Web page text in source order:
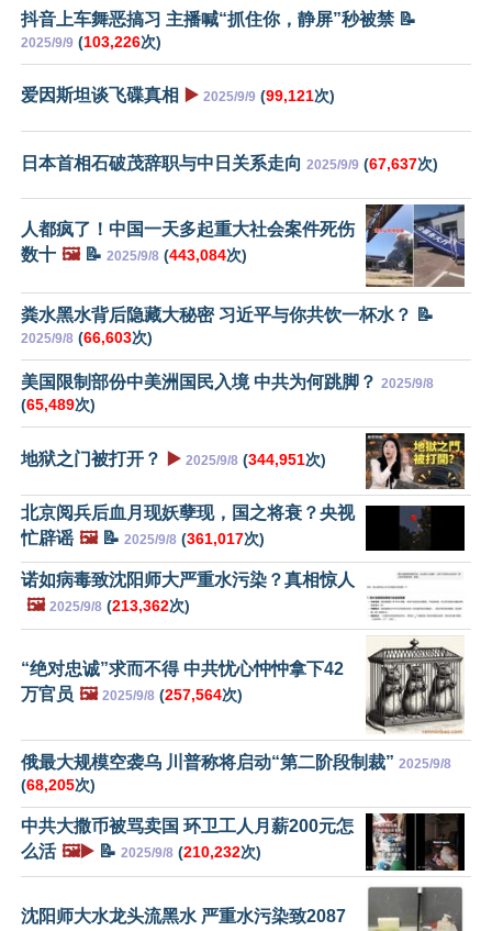
抖音上车舞恶搞习 主播喊“抓住你，静屏”秒被禁 📝
2025/9/9 (103,226次)
爱因斯坦谈飞碟真相 ▶️ 2025/9/9 (99,121次)
日本首相石破茂辞职与中日关系走向 2025/9/9 (67,637次)
人都疯了！中国一天多起重大社会案件死伤
数十 🖼️📝 2025/9/8 (443,084次)
粪水黑水背后隐藏大秘密 习近平与你共饮一杯水？ 📝
2025/9/8 (66,603次)
美国限制部份中美洲国民入境 中共为何跳脚？ 2025/9/8
(65,489次)
地狱之门被打开？ ▶️ 2025/9/8 (344,951次)
北京阅兵后血月现妖孽现，国之将衰？央视
忙辟谣 🖼️📝 2025/9/8 (361,017次)
诺如病毒致沈阳师大严重水污染？真相惊人
🖼️ 2025/9/8 (213,362次)
“绝对忠诚”求而不得 中共忧心忡忡拿下42
万官员 🖼️ 2025/9/8 (257,564次)
俄最大规模空袭乌 川普称将启动“第二阶段制裁” 2025/9/8
(68,205次)
中共大撒币被骂卖国 环卫工人月薪200元怎
么活 🖼️▶️ 📝 2025/9/8 (210,232次)
沈阳师大水龙头流黑水 严重水污染致2087